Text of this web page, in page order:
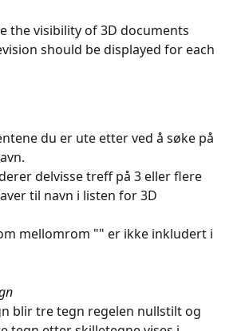
the visibility of 3D documents
should be displayed for each
du er ute etter ved å søke på
delvisse treff på 3 eller flere
til navn i listen for 3D
mellomrom "" er ikke inkludert i
blir tre tegn regelen nullstilt og